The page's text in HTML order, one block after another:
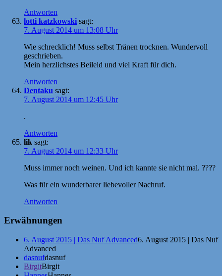
Antworten
lotti katzkowski sagt:
7. August 2014 um 13:08 Uhr
Wie schrecklich! Muss selbst Tränen trocknen. Wundervoll
geschrieben.
Mein herzlichstes Beileid und viel Kraft für dich.
Antworten
Dentaku sagt:
7. August 2014 um 12:45 Uhr
.
Antworten
lik sagt:
7. August 2014 um 12:33 Uhr
Muss immer noch weinen. Und ich kannte sie nicht mal. ????
Was für ein wunderbarer liebevoller Nachruf.
Antworten
Erwähnungen
6. August 2015 | Das Nuf Advanced6. August 2015 | Das Nuf
Advanced
dasnufdasnuf
BirgitBirgit